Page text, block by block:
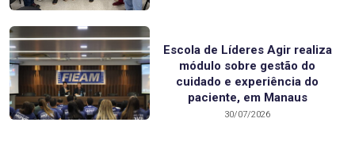
Escola de Líderes Agir realiza
módulo sobre gestão do
cuidado e experiência do
paciente, em Manaus
30/07/2026